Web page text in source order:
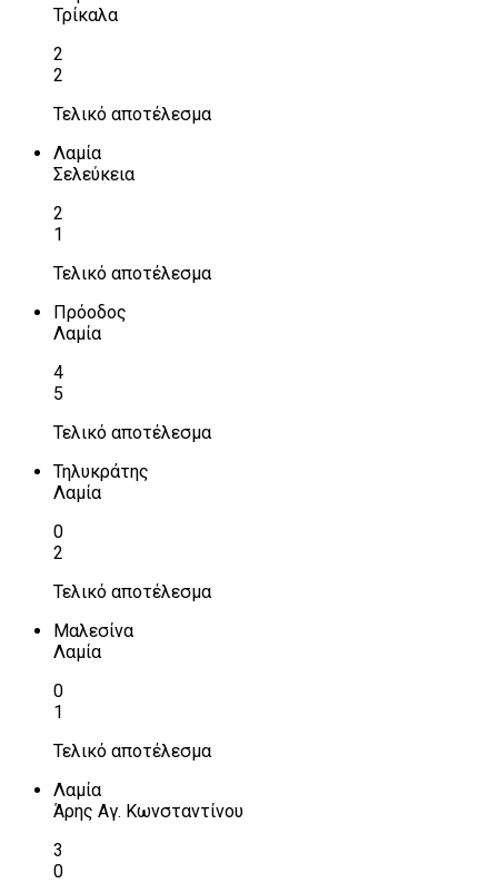
Τρίκαλα
2
2
Τελικό αποτέλεσμα
Λαμία
Σελεύκεια
2
1
Τελικό αποτέλεσμα
Πρόοδος
Λαμία
4
5
Τελικό αποτέλεσμα
Τηλυκράτης
Λαμία
0
2
Τελικό αποτέλεσμα
Μαλεσίνα
Λαμία
0
1
Τελικό αποτέλεσμα
Λαμία
Άρης Αγ. Κωνσταντίνου
3
0